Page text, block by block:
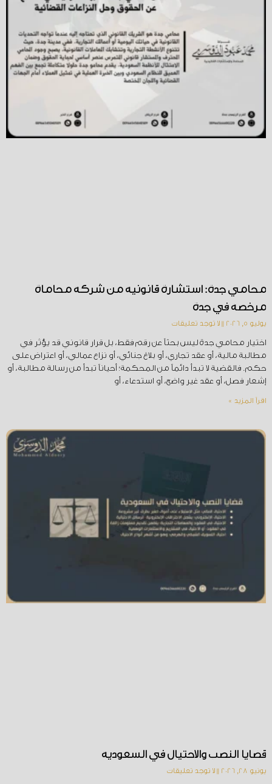
محامي جدة: استشارة قانونية من شركة محاماة
مرخصة في جدة
يوليو 5, 2026 لا توجد تعليقات
اختيار محامي جدة ليس بحثاً عن رقم فقط، بل قرار قانوني قد يؤثر في
مطالبة مالية، أو عقد تجاري، أو بلاغ جنائي، أو نزاع عمالي، أو اعتراض على
حكم. فالقضية لا تبدأ دائماً من المحكمة؛ أحياناً تبدأ من رسالة مطالبة، أو
إشعار فصل، أو عقد غير واضح، أو استدعاء، أو
اقرأ المزيد »
قضايا النصب والاحتيال في السعودية
يونيو 28, 2026 لا توجد تعليقات